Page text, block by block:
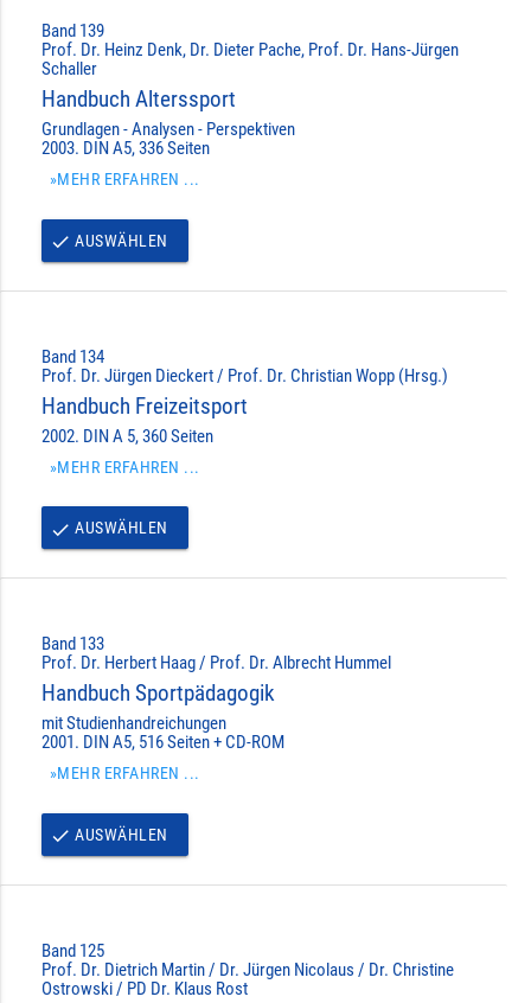
Band 139
Prof. Dr. Heinz Denk, Dr. Dieter Pache, Prof. Dr. Hans-Jürgen
Schaller
Handbuch Alterssport
Grundlagen - Analysen - Perspektiven
2003. DIN A5, 336 Seiten
»MEHR ERFAHREN ...
done AUSWÄHLEN
Band 134
Prof. Dr. Jürgen Dieckert / Prof. Dr. Christian Wopp (Hrsg.)
Handbuch Freizeitsport
2002. DIN A 5, 360 Seiten
»MEHR ERFAHREN ...
done AUSWÄHLEN
Band 133
Prof. Dr. Herbert Haag / Prof. Dr. Albrecht Hummel
Handbuch Sportpädagogik
mit Studienhandreichungen
2001. DIN A5, 516 Seiten + CD-ROM
»MEHR ERFAHREN ...
done AUSWÄHLEN
Band 125
Prof. Dr. Dietrich Martin / Dr. Jürgen Nicolaus / Dr. Christine
Ostrowski / PD Dr. Klaus Rost